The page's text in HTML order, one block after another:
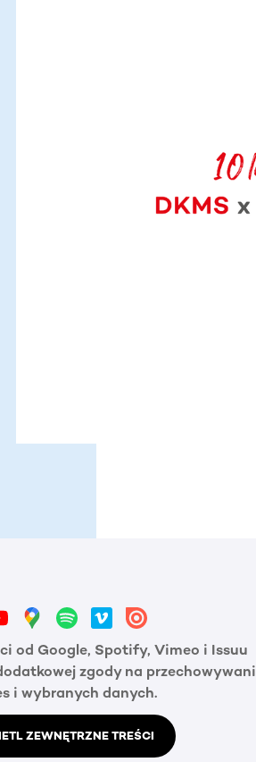
od Google, Spotify, Vimeo i Issuu
zgody na
i wybranych danych.
ZEWNĘTRZNE TREŚCI